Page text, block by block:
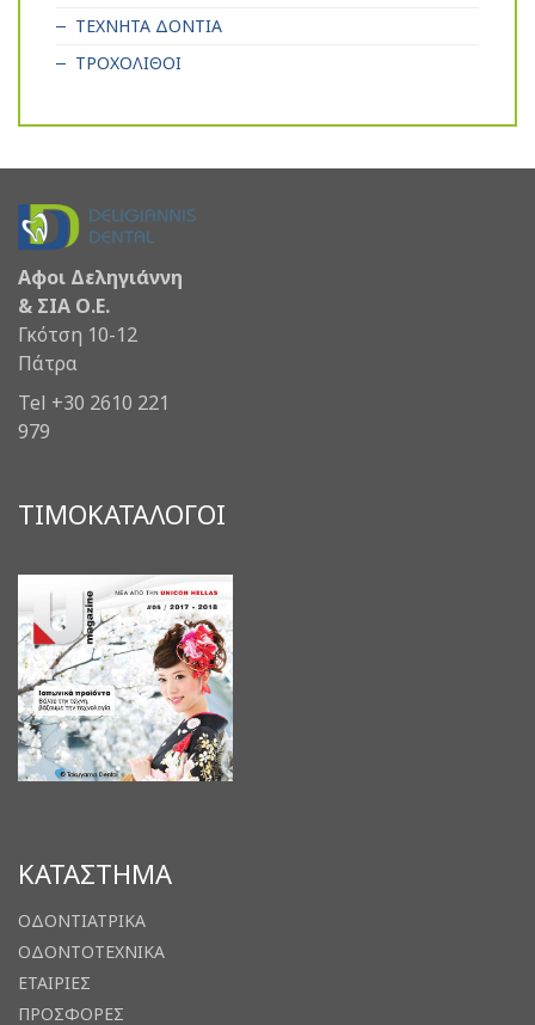
ΤΕΧΝΗΤΑ ΔΟΝΤΙΑ
ΤΡΟΧΟΛΙΘΟΙ
Αφοι Δεληγιάννη
& ΣΙΑ Ο.Ε.
Γκότση 10-12
Πάτρα
Tel +30 2610 221
979
ΤΙΜΟΚΑΤΑΛΟΓΟΙ
ΚΑΤΑΣΤΗΜΑ
ΟΔΟΝΤΙΑΤΡΙΚΑ
ΟΔΟΝΤΟΤΕΧΝΙΚΑ
ΕΤΑΙΡΙΕΣ
ΠΡΟΣΦΟΡΕΣ